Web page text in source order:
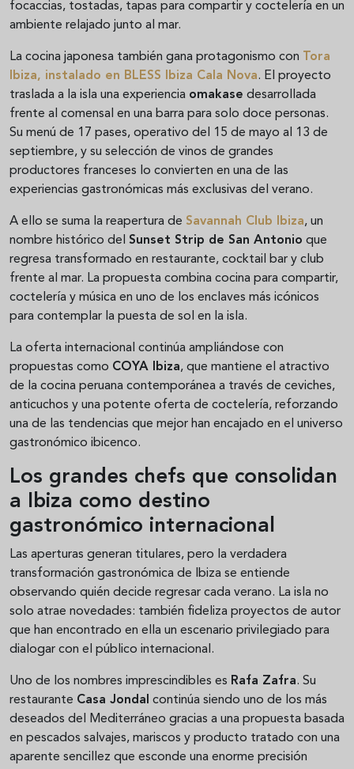
focaccias, tostadas, tapas para compartir y coctelería en un
ambiente relajado junto al mar.
La cocina japonesa también gana protagonismo con Tora
Ibiza, instalado en BLESS Ibiza Cala Nova. El proyecto
traslada a la isla una experiencia omakase desarrollada
frente al comensal en una barra para solo doce personas.
Su menú de 17 pases, operativo del 15 de mayo al 13 de
septiembre, y su selección de vinos de grandes
productores franceses lo convierten en una de las
experiencias gastronómicas más exclusivas del verano.
A ello se suma la reapertura de Savannah Club Ibiza, un
nombre histórico del Sunset Strip de San Antonio que
regresa transformado en restaurante, cocktail bar y club
frente al mar. La propuesta combina cocina para compartir,
coctelería y música en uno de los enclaves más icónicos
para contemplar la puesta de sol en la isla.
La oferta internacional continúa ampliándose con
propuestas como COYA Ibiza, que mantiene el atractivo
de la cocina peruana contemporánea a través de ceviches,
anticuchos y una potente oferta de coctelería, reforzando
una de las tendencias que mejor han encajado en el universo
gastronómico ibicenco.
Los grandes chefs que consolidan
a Ibiza como destino
gastronómico internacional
Las aperturas generan titulares, pero la verdadera
transformación gastronómica de Ibiza se entiende
observando quién decide regresar cada verano. La isla no
solo atrae novedades: también fideliza proyectos de autor
que han encontrado en ella un escenario privilegiado para
dialogar con el público internacional.
Uno de los nombres imprescindibles es Rafa Zafra. Su
restaurante Casa Jondal continúa siendo uno de los más
deseados del Mediterráneo gracias a una propuesta basada
en pescados salvajes, mariscos y producto tratado con una
aparente sencillez que esconde una enorme precisión